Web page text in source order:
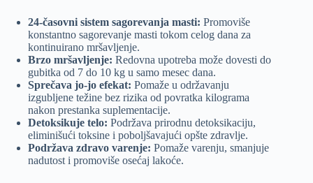
24-časovni sistem sagorevanja masti: Promoviše
konstantno sagorevanje masti tokom celog dana za
kontinuirano mršavljenje.
Brzo mršavljenje: Redovna upotreba može dovesti do
gubitka od 7 do 10 kg u samo mesec dana.
Sprečava jo-jo efekat: Pomaže u održavanju
izgubljene težine bez rizika od povratka kilograma
nakon prestanka suplementacije.
Detoksikuje telo: Podržava prirodnu detoksikaciju,
eliminišući toksine i poboljšavajući opšte zdravlje.
Podržava zdravo varenje: Pomaže varenju, smanjuje
nadutost i promoviše osećaj lakoće.